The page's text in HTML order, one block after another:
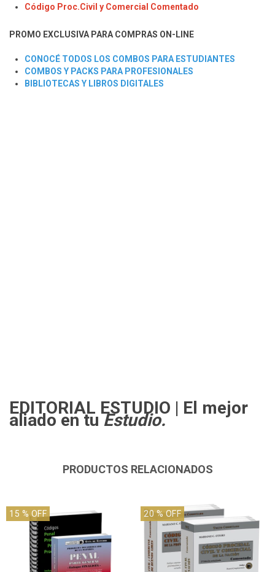
Código Proc.Civil y Comercial Comentado
PROMO EXCLUSIVA PARA COMPRAS ON-LINE
CONOCÉ TODOS LOS COMBOS PARA ESTUDIANTES
COMBOS Y PACKS PARA PROFESIONALES
BIBLIOTECAS Y LIBROS DIGITALES
EDITORIAL ESTUDIO | El mejor
aliado en tuEstudio.
PRODUCTOS RELACIONADOS
15 % OFF 20 % OFF